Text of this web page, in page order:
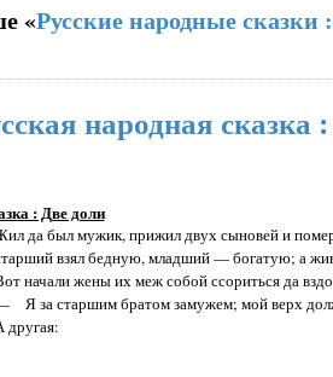
«Русские народные
народная сказка
: Две доли
да был мужик, прижил двух сыновей и
взял бедную, младший — богатую; а
начали жены их меж собой ссориться да
Я за старшим братом замужем; мой верх
другая: